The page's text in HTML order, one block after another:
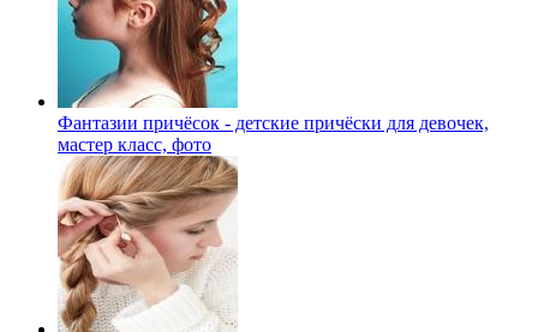
Фантазии причёсок - детские причёски для девочек,
мастер класс, фото